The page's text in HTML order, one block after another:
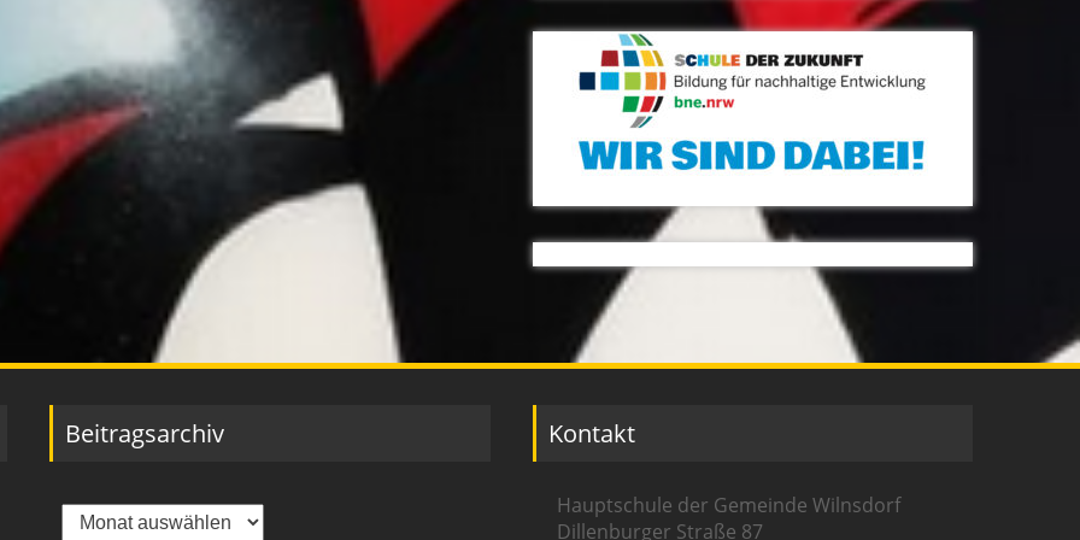
Beitragsarchiv
Beitragsarchiv
Kontakt
Hauptschule der Gemeinde Wilnsdorf
Dillenburger Straße 87